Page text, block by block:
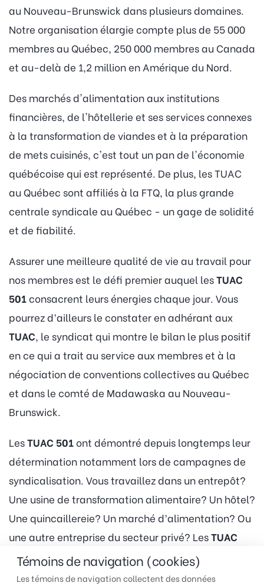
Témoins de navigation (cookies)
Les témoins de navigation collectent des données
au Nouveau-Brunswick dans plusieurs domaines.
Notre organisation élargie compte plus de 55 000
membres au Québec, 250 000 membres au Canada
et au-delà de 1,2 million en Amérique du Nord.
Des marchés d'alimentation aux institutions
financières, de l'hôtellerie et ses services connexes
à la transformation de viandes et à la préparation
de mets cuisinés, c'est tout un pan de l'économie
québécoise qui est représenté. De plus, les TUAC
au Québec sont affiliés à la FTQ, la plus grande
centrale syndicale au Québec - un gage de solidité
et de fiabilité.
Assurer une meilleure qualité de vie au travail pour
nos membres est le défi premier auquel lesTUAC
501consacrent leurs énergies chaque jour. Vous
pourrez d’ailleurs le constater en adhérant aux
TUAC, le syndicat qui montre le bilan le plus positif
en ce qui a trait au service aux membres et à la
négociation de conventions collectives au Québec
et dans le comté de Madawaska au Nouveau-
Brunswick.
LesTUAC 501ont démontré depuis longtemps leur
détermination notamment lors de campagnes de
syndicalisation. Vous travaillez dans un entrepôt?
Une usine de transformation alimentaire? Un hôtel?
Une quincaillereie? Un marché d’alimentation? Ou
une autre entreprise du secteur privé? LesTUAC
sont là pour vous aider!